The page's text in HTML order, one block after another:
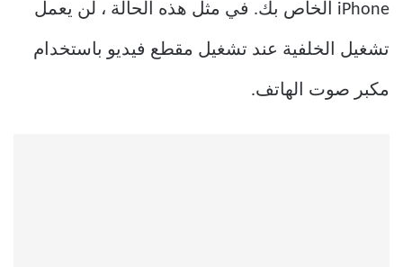
iPhone الخاص بك. في مثل هذه الحالة ، لن يعمل
تشغيل الخلفية عند تشغيل مقطع فيديو باستخدام
مكبر صوت الهاتف.